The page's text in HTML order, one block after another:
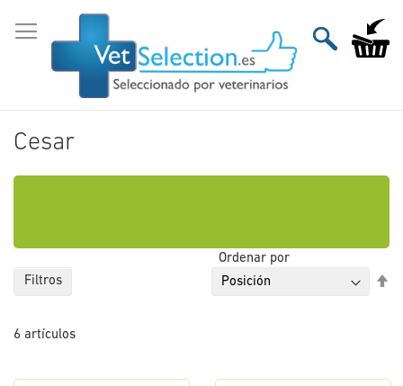
al
contenido
Mi
Cesar
6 artículos
Ordenar por
Filtros